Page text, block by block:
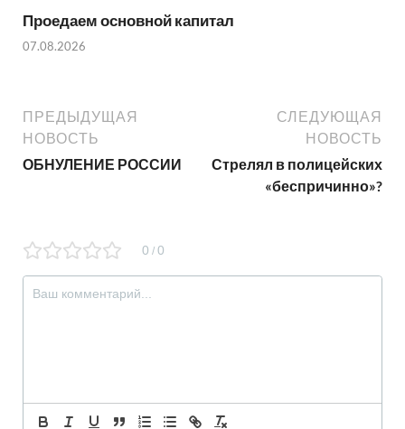
Проедаем основной капитал
07.08.2026
ПРЕДЫДУЩАЯ
НОВОСТЬ
ОБНУЛЕНИЕ РОССИИ
СЛЕДУЮЩАЯ
НОВОСТЬ
Стрелял в полицейских
«беспричинно»?
0 / 0